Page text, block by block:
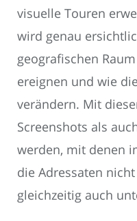
visuelle Touren
wird genau
geografischen
ereignen und wie
verändern. Mit
Screenshots als
werden, mit denen
die Adressaten
gleichzeitig auch